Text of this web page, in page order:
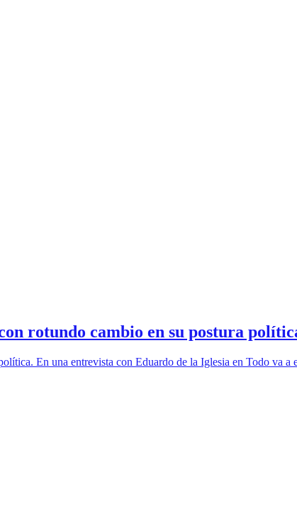
rotundo cambio en su postura
En una entrevista con Eduardo de la Iglesia en Todo va a